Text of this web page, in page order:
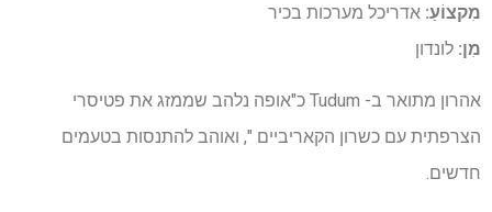
מִקצוֹעַ: אדריכל מערכות בכיר
מִן: לונדון
אהרון מתואר ב- Tudum כ"אופה נלהב שממזג את פטיסרי
הצרפתית עם כשרון הקאריביים ", ואוהב להתנסות בטעמים
חדשים.